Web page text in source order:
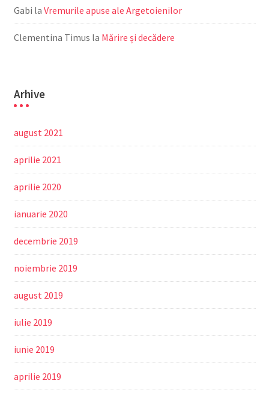
Gabi la Vremurile apuse ale Argetoienilor
Clementina Timus la Mărire și decădere
Arhive
august 2021
aprilie 2021
aprilie 2020
ianuarie 2020
decembrie 2019
noiembrie 2019
august 2019
iulie 2019
iunie 2019
aprilie 2019